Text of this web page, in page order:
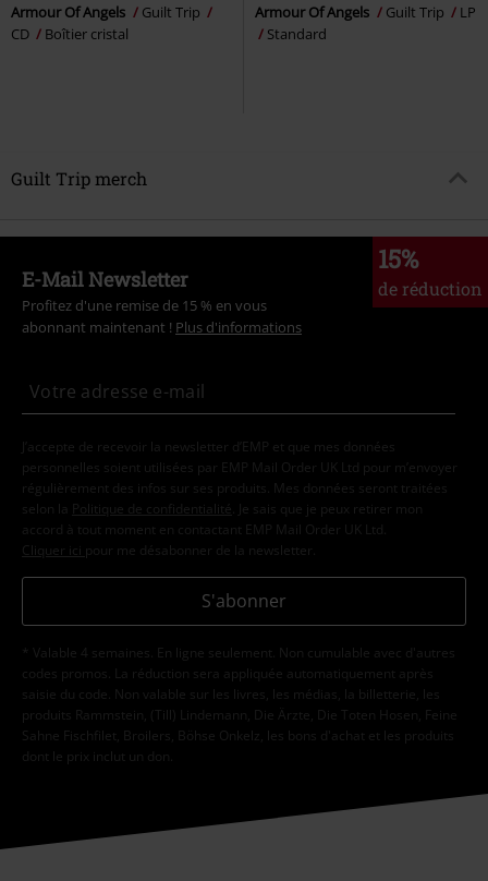
Armour Of Angels
Guilt Trip
CD
Boîtier cristal
Armour Of Angels Guilt Trip
LP
Standard
Guilt Trip merch
15%
de réduction
E-Mail Newsletter
Profitez d'une remise de 15 % en vous
abonnant maintenant ! Plus d'informations
J’accepte de recevoir la newsletter d’EMP et que mes données
personnelles soient utilisées par EMP Mail Order UK Ltd pour m’envoyer
régulièrement des infos sur ses produits. Mes données seront traitées
selon la
Politique de confidentialité . Je sais que je peux retirer mon
accord à tout moment en contactant EMP Mail Order UK Ltd.
Cliquer ici pour me désabonner de la newsletter.
S'abonner
* Valable 4 semaines. En ligne seulement. Non cumulable avec d'autres
codes promos. La réduction sera appliquée automatiquement après
saisie du code. Non valable sur les livres, les médias, la billetterie, les
produits Rammstein, (Till) Lindemann, Die Ärzte, Die Toten Hosen, Feine
Sahne Fischfilet, Broilers, Böhse Onkelz, les bons d'achat et les produits
dont le prix inclut un don.